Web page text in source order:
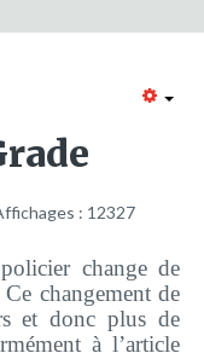
: 12327
change de
changement de
et donc plus de
à l’article